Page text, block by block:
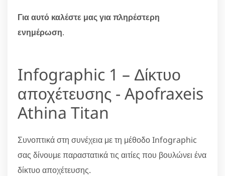
Για αυτό καλέστε μας για πληρέστερη
ενημέρωση.
Infographic 1 – Δίκτυο
αποχέτευσης - Apofraxeis
Athina Titan
Συνοπτικά στη συνέχεια με τη μέθοδο Infographic
σας δίνουμε παραστατικά τις αιτίες που βουλώνει ένα
δίκτυο αποχέτευσης.